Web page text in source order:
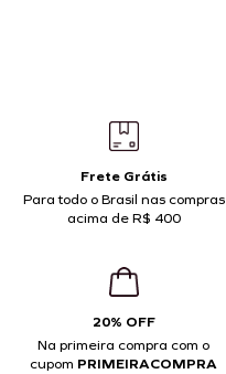
Frete Grátis
Para todo o Brasil nas compras
acima de R$ 400
20% OFF
Na primeira compra com o
cupom PRIMEIRACOMPRA